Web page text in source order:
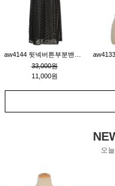
33,000원
11,000원
오